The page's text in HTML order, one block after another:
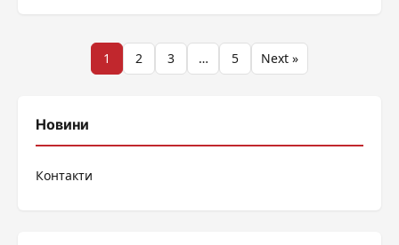
Разделяне
публикациите
1 2 3 … 5 Next »
Новини
Контакти